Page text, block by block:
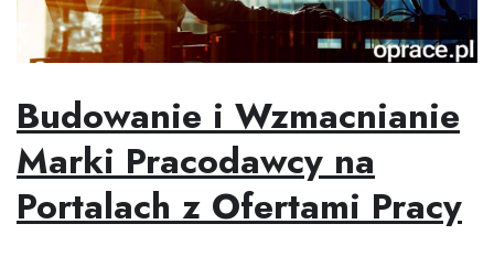
Budowanie i Wzmacnianie
Marki Pracodawcy na
Portalach z Ofertami Pracy